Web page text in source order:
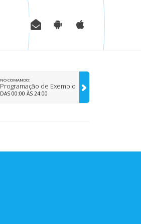
NO COMANDO:
Programação de Exemplo
DAS 00:00 ÀS 24:00